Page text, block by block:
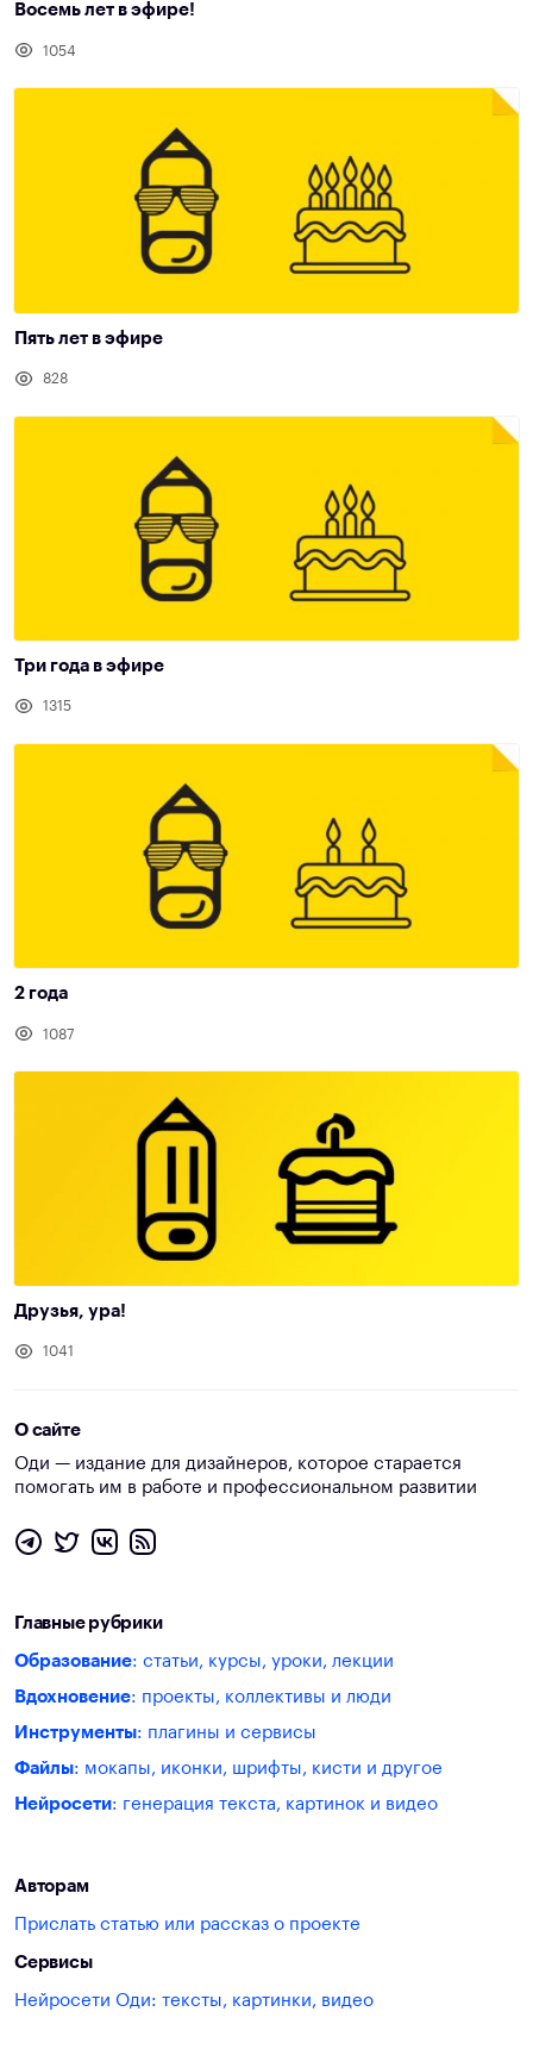
Восемь лет в эфире!
1054
Пять лет в эфире
828
Три года в эфире
1315
2 года
1087
Друзья, ура!
1041
О сайте
Оди — издание для дизайнеров, которое старается
помогать им в работе и профессиональном развитии
Главные рубрики
Образование: статьи, курсы, уроки, лекции
Вдохновение: проекты, коллективы и люди
Инструменты: плагины и сервисы
Файлы: мокапы, иконки, шрифты, кисти и другое
Нейросети: генерация текста, картинок и видео
Авторам
Прислать статью или рассказ о проекте
Сервисы
Нейросети Оди: тексты, картинки, видео